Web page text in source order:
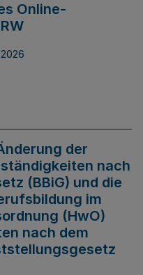
Online-
der
nach
(BBiG) und die
im
(HwO)
nach dem